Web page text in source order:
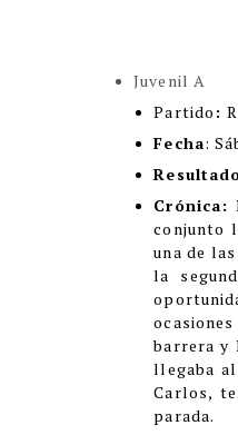
Juvenil A
Partido :
Fecha:
Crónica:
conjunto
una de
la
barrera y
llegaba
Carlos,
parada.